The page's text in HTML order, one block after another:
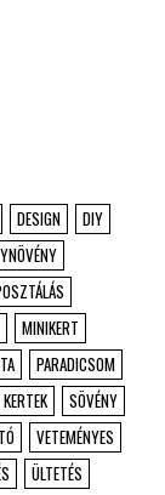
DESIGN
DIY
MINIKERT
PARADICSOM
SÖVÉNY
TÓ
VETEMÉNYES
ÜLTETÉS